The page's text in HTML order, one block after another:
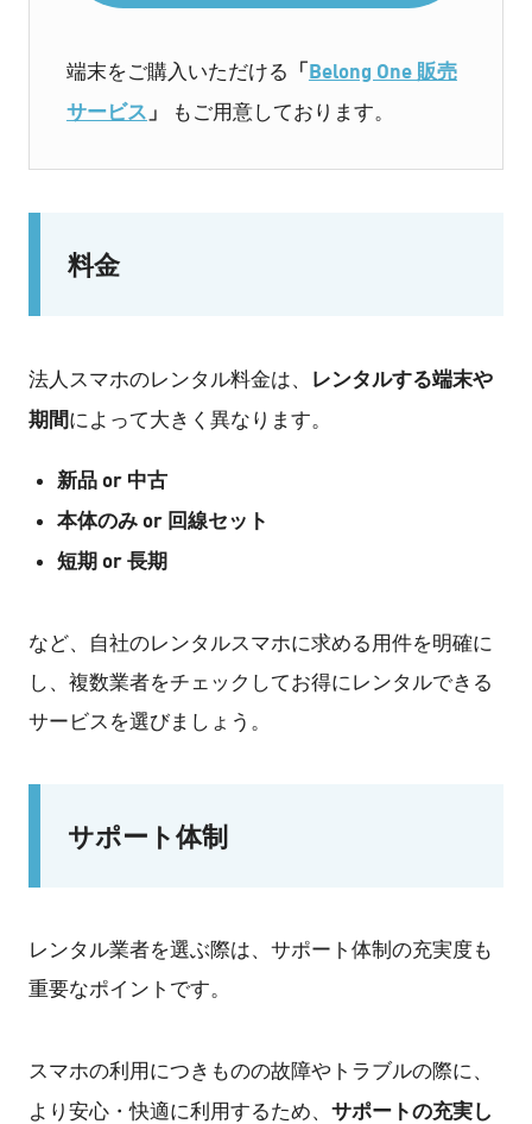
端末をご購入いただける 「Belong One 販売
サービス 」 もご用意しております。
料金
法人スマホのレンタル料金は、
レンタルする端末や
期間によって大きく異なります。
新品 or 中古
本体のみ or 回線セット
短期 or 長期
など、自社のレンタルスマホに求める用件を明確に
し、複数業者をチェックしてお得にレンタルできる
サービスを選びましょう。
サポート体制
レンタル業者を選ぶ際は、サポート体制の充実度も
重要なポイントです。
スマホの利用につきものの故障やトラブルの際に、
より安心・快適に利用するため、 サポートの充実し